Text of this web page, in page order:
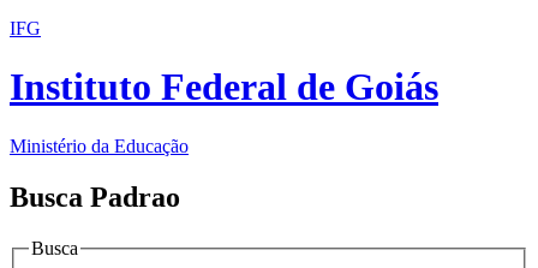
IFG
Instituto Federal de Goiás
Ministério da Educação
Busca Padrao
Busca